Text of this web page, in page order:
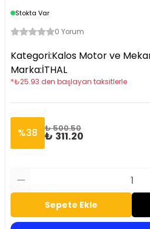
Stokta Var
0 Yorum
Kategori:Kalos Motor ve
Marka:İTHAL
*₺25.93 den başlayan taksitlerle
%38 ₺ 500.50
₺ 311.20
Sepete Ekle